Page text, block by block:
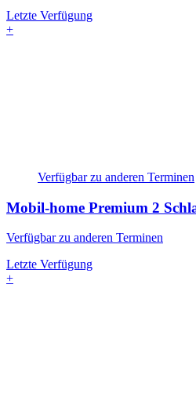
Letzte Verfügung
+
Verfügbar zu anderen Terminen
Mobil-home Premium 2
Verfügbar zu anderen Terminen
Letzte Verfügung
+